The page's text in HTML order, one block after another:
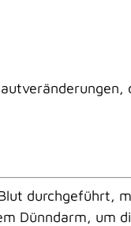
durchgeführt,
Dünndarm, um